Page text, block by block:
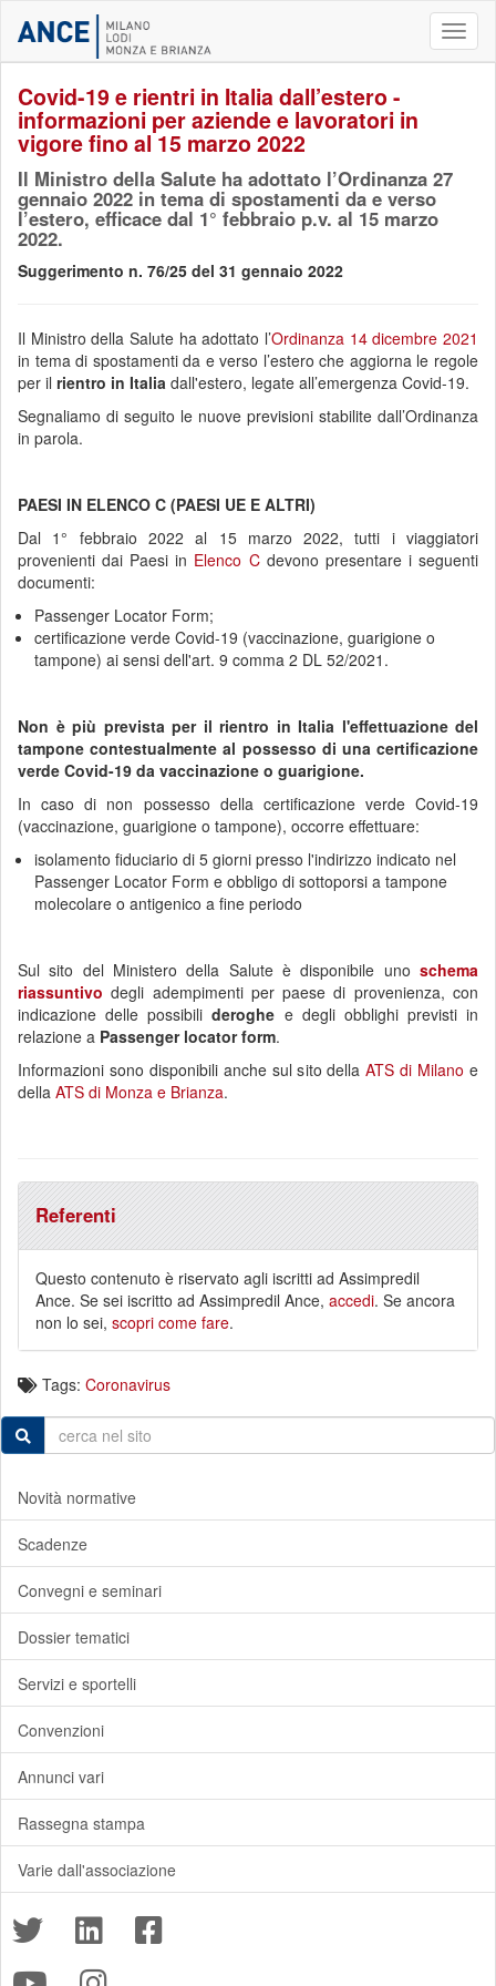
Covid-19 e rientri in Italia dall’estero -
informazioni per aziende e lavoratori in
vigore fino al 15 marzo 2022
Il Ministro della Salute ha adottato l’Ordinanza 27
gennaio 2022 in tema di spostamenti da e verso
l’estero, efficace dal 1° febbraio p.v. al 15 marzo
2022.
Suggerimento n. 76/25 del 31 gennaio 2022
Il Ministro della Salute ha adottato l’Ordinanza 14 dicembre 2021
in tema di spostamenti da e verso l’estero che aggiorna le regole
per il rientro in Italia dall'estero, legate all’emergenza Covid-19.
Segnaliamo di seguito le nuove previsioni stabilite dall’Ordinanza
in parola.
PAESI IN ELENCO C (PAESI UE E ALTRI)
Dal 1° febbraio 2022 al 15 marzo 2022, tutti i viaggiatori
provenienti dai Paesi in Elenco C devono presentare i seguenti
documenti:
Passenger Locator Form;
certificazione verde Covid-19 (vaccinazione, guarigione o
tampone) ai sensi dell'art. 9 comma 2 DL 52/2021.
Non è più prevista per il rientro in Italia l'effettuazione del
tampone contestualmente al possesso di una certificazione
verde Covid-19 da vaccinazione o guarigione.
In caso di non possesso della certificazione verde Covid-19
(vaccinazione, guarigione o tampone), occorre effettuare:
isolamento fiduciario di 5 giorni presso l'indirizzo indicato nel
Passenger Locator Form e obbligo di sottoporsi a tampone
molecolare o antigenico a fine periodo
Sul sito del Ministero della Salute è disponibile uno schema
riassuntivo degli adempimenti per paese di provenienza, con
indicazione delle possibilideroghe e degli obblighi previsti in
relazione a Passenger locator form.
Informazioni sono disponibili anche sul sito dellaATS di Milano e
della ATS di Monza e Brianza.
Referenti
Questo contenuto è riservato agli iscritti ad Assimpredil
Ance. Se sei iscritto ad Assimpredil Ance, accedi. Se ancora
non lo sei, scopri come fare.
Tags: Coronavirus
Novità normative
Scadenze
Convegni e seminari
Dossier tematici
Servizi e sportelli
Convenzioni
Annunci vari
Rassegna stampa
Varie dall'associazione